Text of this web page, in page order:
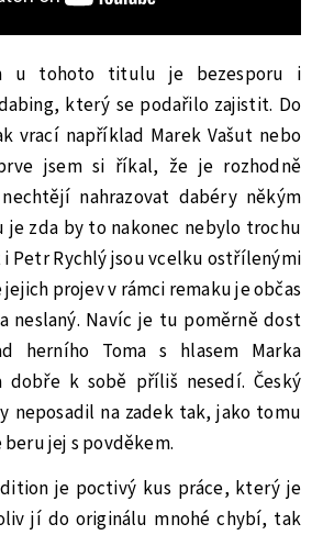
u tohoto titulu je bezesporu i
který se podařilo zajistit. Do
vrací například Marek Vašut nebo
jsem si říkal, že je rozhodně
nahrazovat dabéry někým
je zda by to nakonec nebylo trochu
i Petr Rychlý jsou vcelku ostřílenými
projev v rámci remaku je občas
neslaný. Navíc je tu poměrně dost
herního Toma s hlasem Marka
dobře k sobě příliš nesedí. Český
neposadil na zadek tak, jako tomu
jej s povděkem.
je poctivý kus práce, který je
jí do originálu mnohé chybí, tak